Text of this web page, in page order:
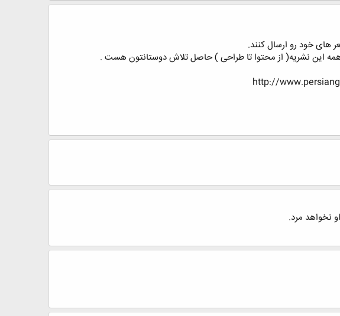
همه این نشریه( از محتوا تا طراحی ) حاصل تلاش دوستانتون هست .
http://
نخواهد مرد.